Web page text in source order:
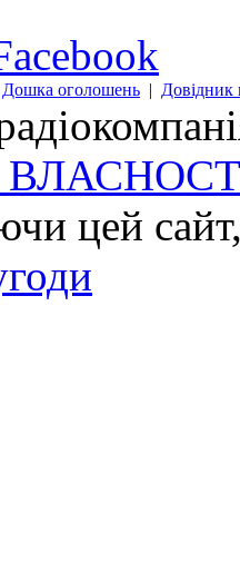
Дошка оголошень | Довідник
цей